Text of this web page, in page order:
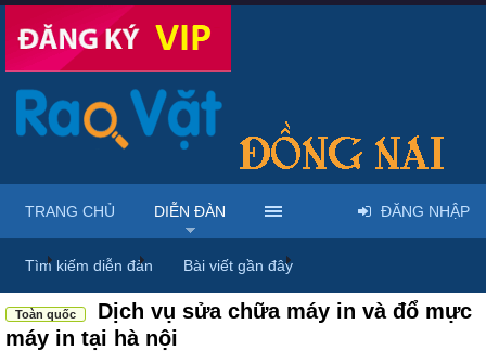
... Diễn đàn Thảo luận chung
Toàn quốc
Dịch vụ sửa chữa máy in và đổ mực
máy in tại hà nội
TRANG CHỦ DIỄN ĐÀN
Tìm kiếm diễn đàn Bài viết gần đây
ĐĂNG NHẬP